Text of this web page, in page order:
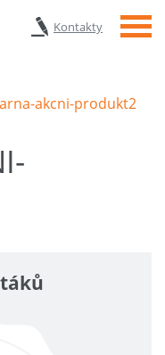
Kontakty Menu
akcni-produkt2